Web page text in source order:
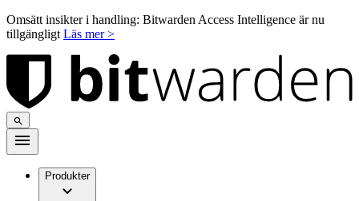
Omsätt insikter i handling: Bitwarden Access Intelligence är nu
tillgängligt Läs mer >
Produkter